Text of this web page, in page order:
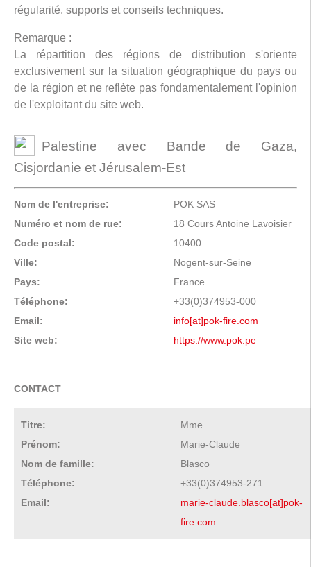
régularité, supports et conseils techniques.
Remarque :
La répartition des régions de distribution s'oriente
exclusivement sur la situation géographique du pays ou
de la région et ne reflète pas fondamentalement l'opinion
de l'exploitant du site web.
Palestine avec Bande de Gaza,
Cisjordanie et Jérusalem-Est
Nom de l'entreprise:
POK SAS
Numéro et nom de rue:
18 Cours Antoine Lavoisier
Code postal:
10400
Ville:
Nogent-sur-Seine
Pays:
France
Téléphone:
+33(0)374953-000
Email:
info[at]pok-fire.com
Site web:
https://www.pok.pe
CONTACT
Titre:
Mme
Prénom:
Marie-Claude
Nom de famille:
Blasco
Téléphone:
+33(0)374953-271
Email:
marie-claude.blasco[at]pok-
fire.com